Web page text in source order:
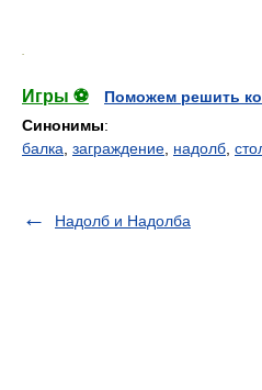
Игры ⚽
Поможем решить
Синонимы:
балка заграждение надолб
Надолб и Надолба